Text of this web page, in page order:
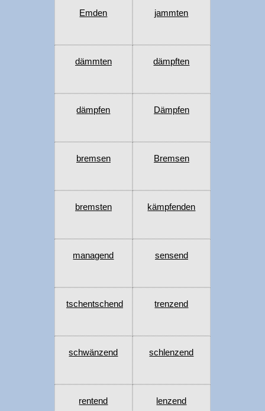
Emden jammten
dämmten dämpften
dämpfen Dämpfen
bremsen Bremsen
bremsten kämpfenden
managend sensend
tschentschend trenzend
schwänzend schlenzend
rentend lenzend